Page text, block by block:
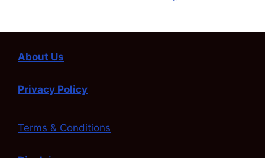
About Us
Privacy Policy
Terms & Conditions